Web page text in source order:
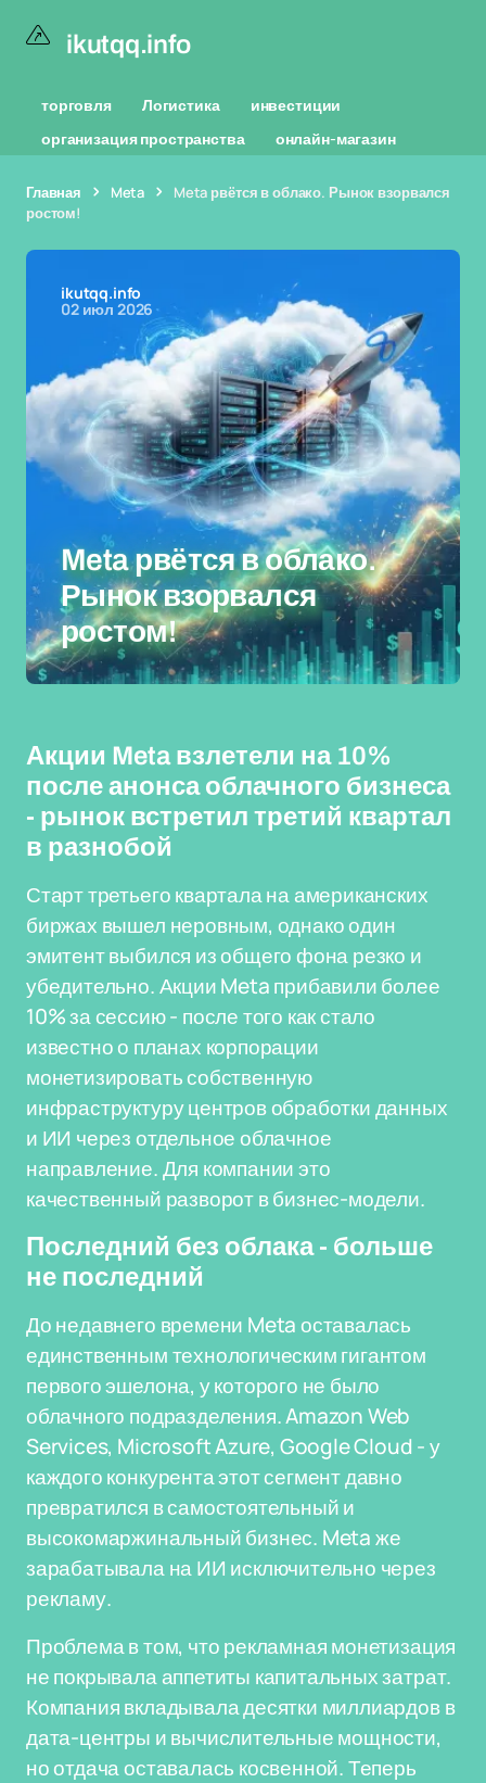
ikutqq.info
торговля Логистика
инвестиции
организация пространства
онлайн-магазин
Главная Meta
Meta рвётся в облако. Рынок взорвался
ростом!
ikutqq.info
02 июл 2026
Meta рвётся в облако.
Рынок взорвался
ростом!
Акции Meta взлетели на 10%
после анонса облачного бизнеса
- рынок встретил третий квартал
в разнобой
Старт третьего квартала на американских
биржах вышел неровным, однако один
эмитент выбился из общего фона резко и
убедительно. Акции Meta прибавили более
10% за сессию - после того как стало
известно о планах корпорации
монетизировать собственную
инфраструктуру центров обработки данных
и ИИ через отдельное облачное
направление. Для компании это
качественный разворот в бизнес-модели.
Последний без облака - больше
не последний
До недавнего времени Meta оставалась
единственным технологическим гигантом
первого эшелона, у которого не было
облачного подразделения. Amazon Web
Services, Microsoft Azure, Google Cloud - у
каждого конкурента этот сегмент давно
превратился в самостоятельный и
высокомаржинальный бизнес. Meta же
зарабатывала на ИИ исключительно через
рекламу.
Проблема в том, что рекламная монетизация
не покрывала аппетиты капитальных затрат.
Компания вкладывала десятки миллиардов в
дата-центры и вычислительные мощности,
но отдача оставалась косвенной. Теперь